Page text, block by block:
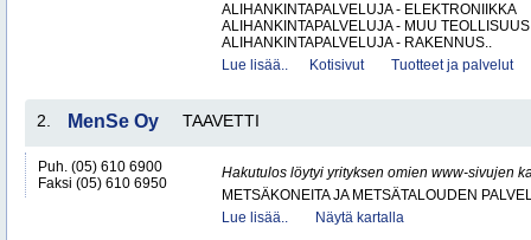
ALIHANKINTAPALVELUJA - ELEKTRONIIKKA
ALIHANKINTAPALVELUJA - MUU TEOLLISUUS
ALIHANKINTAPALVELUJA - RAKENNUS..
Lue lisää..
Kotisivut Tuotteet ja palvelut
2. MenSe Oy TAAVETTI
Puh. (05) 610 6900
Faksi (05) 610 6950
Hakutulos löytyi yrityksen omien www-sivujen
METSÄKONEITA JA METSÄTALOUDEN
Lue lisää..
Näytä kartalla